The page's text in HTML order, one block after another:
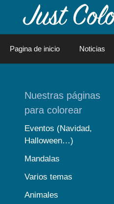
Pagina de inicio Noticias
Nuestras páginas
para colorear
Eventos (Navidad,
Halloween…)
Mandalas
Varios temas
Animales